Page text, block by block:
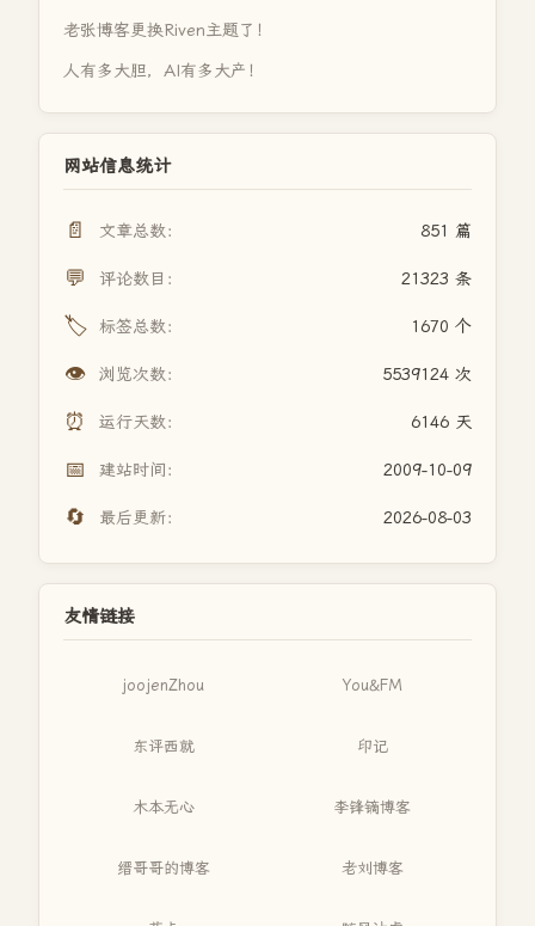
老张博客更换Riven主题了！
人有多大胆，AI有多大产！
网站信息统计
📄 文章总数： 851 篇
💬 评论数目： 21323 条
🏷️ 标签总数： 1670 个
👁️ 浏览次数： 5539124 次
⏰ 运行天数： 6146 天
📅 建站时间： 2009-10-09
🔄 最后更新： 2026-08-03
友情链接
joojenZhou You&FM
东评西就 印记
木本无心 李锋镝博客
缙哥哥的博客 老刘博客